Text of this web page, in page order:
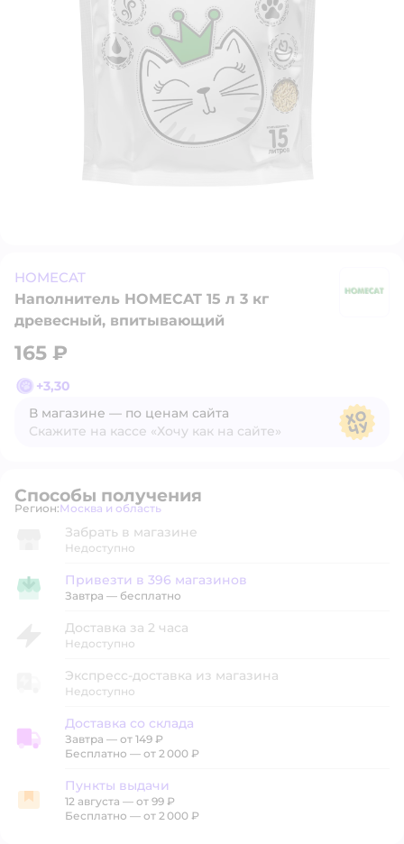
HOMECAT
Наполнитель HOMECAT 15 л 3 кг
древесный, впитывающий
165 ₽
+3,30
В магазине — по ценам сайта
Скажите на кассе «Хочу как на сайте»
Способы получения
Регион: Выбор адреса доставки.
Москва и область
Забрать в магазине
Недоступно
Привезти в магазин
Привезти в 396 магазинов
Завтра — бесплатно
Доставка за 2 часа
Недоступно
Экспресс-доставка из магазина
Недоступно
Доставка со склада
Доставка со склада
Завтра — от 149 ₽
Бесплатно — от 2 000 ₽
Пункты выдачи
Пункты выдачи
12 августа — от 99 ₽
Бесплатно — от 2 000 ₽